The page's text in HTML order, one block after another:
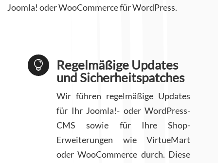
Joomla! oder WooCommerce für WordPress.

Regelmäßige Updates
und Sicherheitspatches
Wir führen regelmäßige Updates
für Ihr Joomla!- oder WordPress-
CMS sowie für Ihre Shop-
Erweiterungen wie VirtueMart
oder WooCommerce durch. Diese